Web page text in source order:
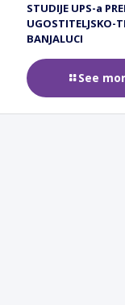
STUDIJE UPS-a
UGOSTITELJSKO-
BANJALUCI
See